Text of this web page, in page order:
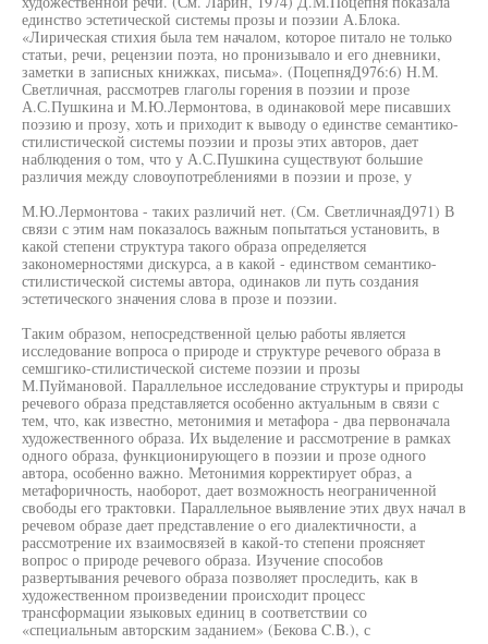
единство эстетической системы прозы и поэзии А.Блока.
«Лирическая стихия была тем началом, которое питало не только
статьи, речи, рецензии поэта, но пронизывало и его дневники,
заметки в записных книжках, письма». (ПоцепняД976:6) Н.М.
Светличная, рассмотрев глаголы горения в поэзии и прозе
А.С.Пушкина и М.Ю.Лермонтова, в одинаковой мере писавших
поэзию и прозу, хоть и приходит к выводу о единстве семантико-
стилистической системы поэзии и прозы этих авторов, дает
наблюдения о том, что у А.С.Пушкина существуют большие
различия между словоупотреблениями в поэзии и прозе, у
М.Ю.Лермонтова - таких различий нет. (См. СветличнаяД971) В
связи с этим нам показалось важным попытаться установить, в
какой степени структура такого образа определяется
закономерностями дискурса, а в какой - единством семантико-
стилистической системы автора, одинаков ли путь создания
эстетического значения слова в прозе и поэзии.
Таким образом, непосредственной целью работы является
исследование вопроса о природе и структуре речевого образа в
семшгико-стилистической системе поэзии и прозы
М.Пуймановой. Параллельное исследование структуры и природы
речевого образа представляется особенно актуальным в связи с
тем, что, как известно, метонимия и метафора - два первоначала
художественного образа. Их выделение и рассмотрение в рамках
одного образа, функционирующего в поэзии и прозе одного
автора, особенно важно. Метонимия корректирует образ, а
метафоричность, наоборот, дает возможность неограниченной
свободы его трактовки. Параллельное выявление этих двух начал в
речевом образе дает представление о его диалектичности, а
рассмотрение их взаимосвязей в какой-то степени проясняет
вопрос о природе речевого образа. Изучение способов
развертывания речевого образа позволяет проследить, как в
художественном произведении происходит процесс
трансформации языковых единиц в соответствии со
«специальным авторским заданием» (Бекова C.B.), с